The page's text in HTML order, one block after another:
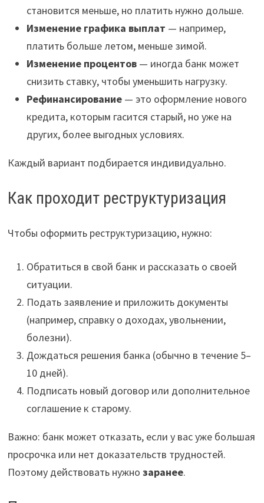
становится меньше, но платить нужно дольше.
Изменение графика выплат — например,
платить больше летом, меньше зимой.
Изменение процентов— иногда банк может
снизить ставку, чтобы уменьшить нагрузку.
Рефинансирование— это оформление нового
кредита, которым гасится старый, но уже на
других, более выгодных условиях.
Каждый вариант подбирается индивидуально.
Как проходит реструктуризация
Чтобы оформить реструктуризацию, нужно:
Обратиться в свой банк и рассказать о своей
ситуации.
Подать заявление и приложить документы
(например, справку о доходах, увольнении,
болезни).
Дождаться решения банка (обычно в течение 5–
10 дней).
Подписать новый договор или дополнительное
соглашение к старому.
Важно: банк может отказать, если у вас уже большая
просрочка или нет доказательств трудностей.
Поэтому действовать нужно заранее.